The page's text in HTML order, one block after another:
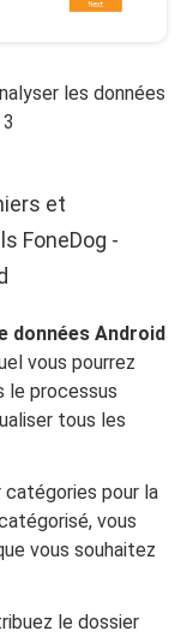
les données
et
FoneDog -
données Android
vous pourrez
le processus
tous les
catégories pour la
vous
vous souhaitez
le dossier